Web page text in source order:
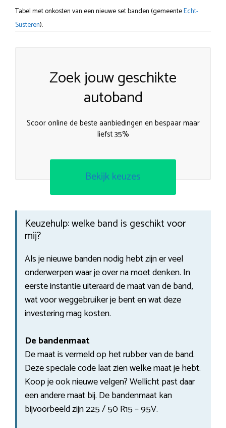
Tabel met onkosten van een nieuwe set banden (gemeenteEcht-
Susteren).
Zoek jouw geschikte
autoband
Scoor online de beste aanbiedingen en bespaar maar
liefst 35%
Bekijk keuzes
Keuzehulp: welke band is geschikt voor
mij?
Als je nieuwe banden nodig hebt zijn er veel
onderwerpen waar je over na moet denken. In
eerste instantie uiteraard de maat van de band,
wat voor weggebruiker je bent en wat deze
investering mag kosten.
De bandenmaat
De maat is vermeld op het rubber van de band.
Deze speciale code laat zien welke maat je hebt.
Koop je ook nieuwe velgen? Wellicht past daar
een andere maat bij. De bandenmaat kan
bijvoorbeeld zijn 225 / 50 R15 – 95V.